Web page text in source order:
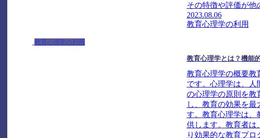
その特徴や評価が他
2023.08.06
教育心理学の利用
教育心理学の利用
教育心理学とは？機能
教育心理学の概要教
です。心理学は、人
の心理学の原則を教
し、教育の効果を
す。教育心理学は、
供します。教育者は
り効果的な教育プ